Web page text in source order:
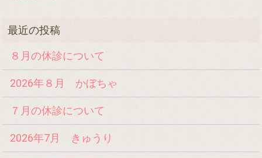
８月の休診について
2026年８月 かぼちゃ
７月の休診について
2026年7月 きゅうり